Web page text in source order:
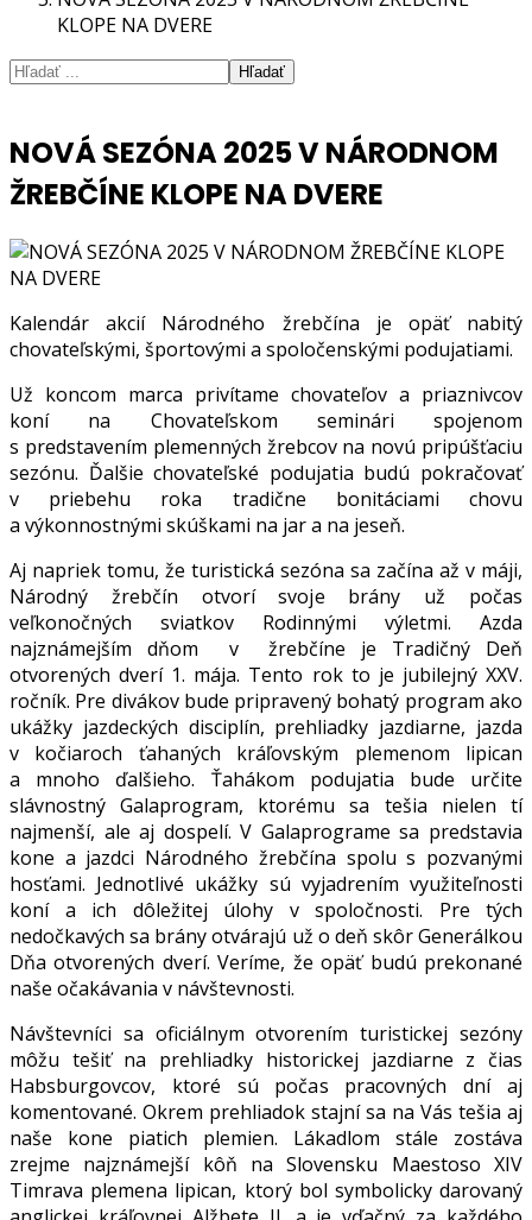
KLOPE NA DVERE
Hľadať
NOVÁ SEZÓNA 2025 V NÁRODNOM
ŽREBČÍNE KLOPE NA DVERE
Kalendár akcií Národného žrebčína je opäť nabitý
chovateľskými, športovými a spoločenskými podujatiami.
Už koncom marca privítame chovateľov a priaznivcov
koní na Chovateľskom seminári spojenom
s predstavením plemenných žrebcov na novú pripúšťaciu
sezónu. Ďalšie chovateľské podujatia budú pokračovať
v priebehu roka tradične bonitáciami chovu
a výkonnostnými skúškami na jar a na jeseň.
Aj napriek tomu, že turistická sezóna sa začína až v máji,
Národný žrebčín otvorí svoje brány už počas
veľkonočných sviatkov Rodinnými výletmi. Azda
najznámejším dňom v žrebčíne je Tradičný Deň
otvorených dverí 1. mája. Tento rok to je jubilejný XXV.
ročník. Pre divákov bude pripravený bohatý program ako
ukážky jazdeckých disciplín, prehliadky jazdiarne, jazda
v kočiaroch ťahaných kráľovským plemenom lipican
a mnoho ďalšieho. Ťahákom podujatia bude určite
slávnostný Galaprogram, ktorému sa tešia nielen tí
najmenší, ale aj dospelí. V Galaprograme sa predstavia
kone a jazdci Národného žrebčína spolu s pozvanými
hosťami. Jednotlivé ukážky sú vyjadrením využiteľnosti
koní a ich dôležitej úlohy v spoločnosti. Pre tých
nedočkavých sa brány otvárajú už o deň skôr Generálkou
Dňa otvorených dverí. Veríme, že opäť budú prekonané
naše očakávania v návštevnosti.
Návštevníci sa oficiálnym otvorením turistickej sezóny
môžu tešiť na prehliadky historickej jazdiarne z čias
Habsburgovcov, ktoré sú počas pracovných dní aj
komentované. Okrem prehliadok stajní sa na Vás tešia aj
naše kone piatich plemien. Lákadlom stále zostáva
zrejme najznámejší kôň na Slovensku Maestoso XIV
Timrava plemena lipican, ktorý bol symbolicky darovaný